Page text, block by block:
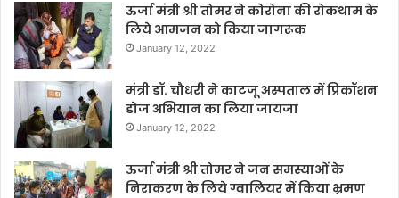
ऊर्जा मंत्री श्री तोमर ने कोरोना की रोकथाम के
लिये आमजन को किया जागरूक
January 12, 2022
मंत्री डॉ. चौधरी ने काटजू अस्पताल में प्रिकॉशन
डोज अभियान का लिया जायजा
January 12, 2022
ऊर्जा मंत्री श्री तोमर ने जन समस्याओं के
निराकरण के लिये ग्वालियर में किया भ्रमण